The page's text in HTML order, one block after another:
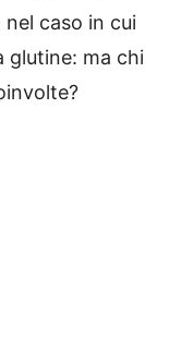
caso in cui
glutine: ma chi